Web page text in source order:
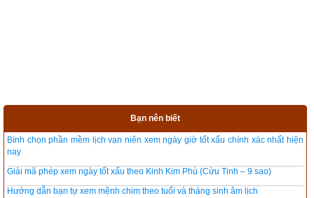
Bạn nên biết
Bình chọn phần mềm lịch vạn niên xem ngày giờ tốt xấu chính xác nhất hiện
nay
Giải mã phép xem ngày tốt xấu theo Kinh Kim Phù (Cửu Tinh – 9 sao)
Hướng dẫn bạn tự xem mệnh chim theo tuổi và tháng sinh âm lịch